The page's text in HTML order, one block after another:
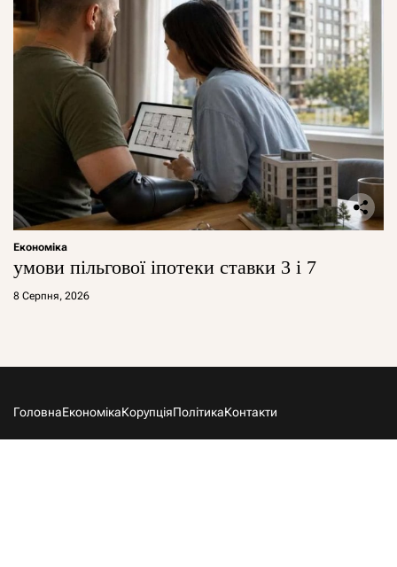
Економіка
умови пільгової іпотеки ставки 3 і 7
8 Серпня, 2026
ГоловнаЕкономікаКорупціяПолітикаКонтакти